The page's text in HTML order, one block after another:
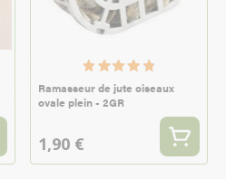
Ramasseur de jute oiseaux
ovale plein - 2GR
1,90 €